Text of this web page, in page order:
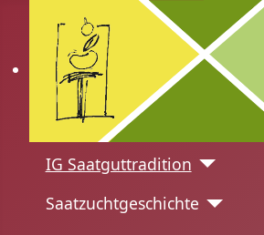
IG Saatguttradition
Saatzuchtgeschichte